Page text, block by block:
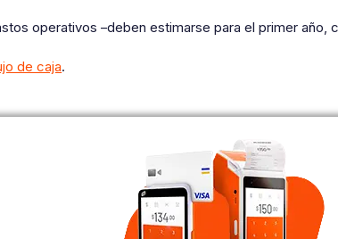
operativos –deben estimarse para el primer año,
de caja.